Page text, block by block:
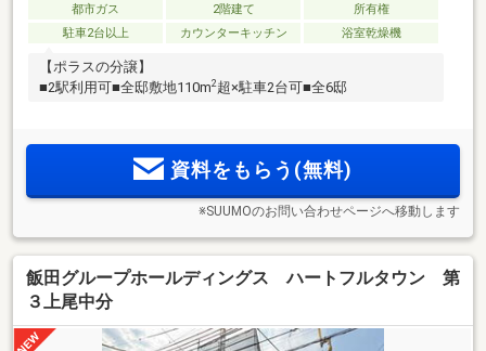
都市ガス 2階建て
所有権
駐車2台以上
カウンターキッチン 浴室乾燥機
【ポラスの分譲】
■2駅利用可■全邸敷地110m2 超×駐車2台可■全6邸
資料をもらう(無料)
※SUUMOのお問い合わせページへ移動します
飯田グループホールディングス ハートフルタウン 第
３上尾中分